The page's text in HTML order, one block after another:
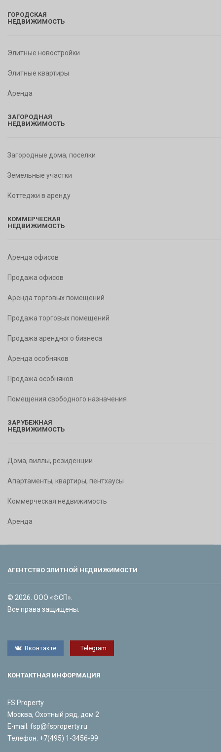
ГОРОДСКАЯ
НЕДВИЖИМОСТЬ
Элитные новостройки
Элитные квартиры
Аренда
ЗАГОРОДНАЯ
НЕДВИЖИМОСТЬ
Загородные дома, поселки
Земельные участки
Коттеджи в аренду
КОММЕРЧЕСКАЯ
НЕДВИЖИМОСТЬ
Аренда офисов
Продажа офисов
Аренда торговых помещений
Продажа торговых помещений
Продажа арендного бизнеса
Аренда особняков
Продажа особняков
Помещения свободного назначения
ЗАРУБЕЖНАЯ
НЕДВИЖИМОСТЬ
Дома, виллы, резиденции
Апартаменты, квартиры, пентхаусы
Коммерческая недвижимость
Аренда
АГЕНТСТВО ЭЛИТНОЙ НЕДВИЖИМОСТИ
© 2026. ООО «ФСП».
Все права защищены.
Вконтакте Telegram
КОНТАКТНАЯ ИНФОРМАЦИЯ
FS Property
Москва, Охотный ряд, дом 2
E-mail: fsp@fsproperty.ru
Телефон: +7(495) 1-3456-99